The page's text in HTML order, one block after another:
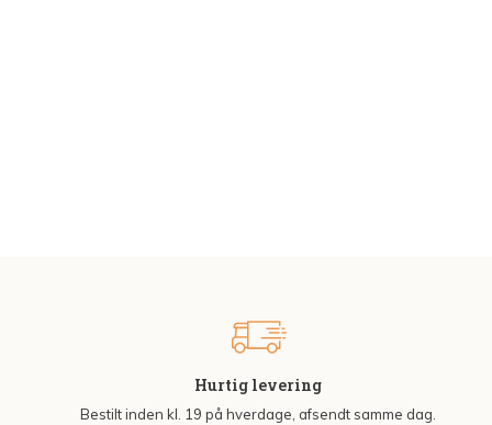
Hurtig levering
Bestilt inden kl. 19 på hverdage, afsendt samme dag.